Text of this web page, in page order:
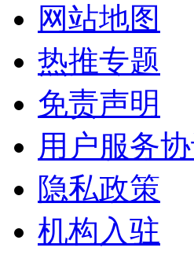
网站地图
热推专题
免责声明
用户服务
隐私政策
机构入驻